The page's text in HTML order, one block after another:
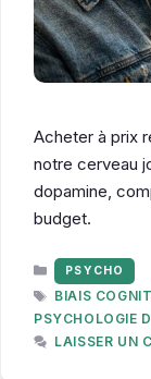
Acheter à prix
notre cerveau
dopamine,
budget.
CATÉGORIES
PSYCHO
ÉTIQUETTES
BIAIS
PSYCHOLOGIE
LAISSER UN